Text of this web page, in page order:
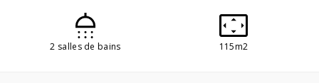
2 salles de bains 115m2